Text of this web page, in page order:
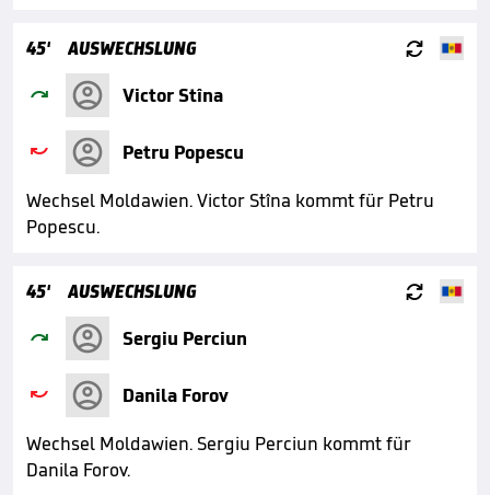
45' AUSWECHSLUNG 
 Victor Stîna

Petru Popescu
Wechsel Moldawien. Victor Stîna kommt für Petru
Popescu.
45' AUSWECHSLUNG 
 Sergiu Perciun

Danila Forov
Wechsel Moldawien. Sergiu Perciun kommt für
Danila Forov.